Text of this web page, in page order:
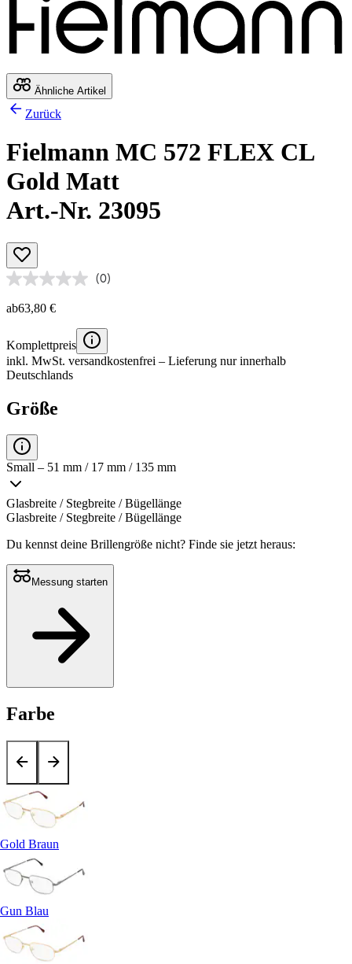
Ähnliche Artikel
Zurück
Fielmann MC 572 FLEX CL
Gold Matt
Art.-Nr. 23095
(0)
ab63,80 €
Komplettpreis
inkl. MwSt. versandkostenfrei – Lieferung nur innerhalb
Deutschlands
Größe
Small – 51 mm / 17 mm / 135 mm
Glasbreite / Stegbreite / Bügellänge
Glasbreite / Stegbreite / Bügellänge
Du kennst deine Brillengröße nicht? Finde sie jetzt heraus:
Messung starten
Farbe
Gold Braun
Gun Blau